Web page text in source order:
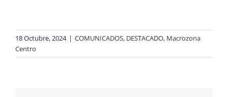
18 Octubre, 2024 | COMUNICADOS, DESTACADO, Macrozona
Centro